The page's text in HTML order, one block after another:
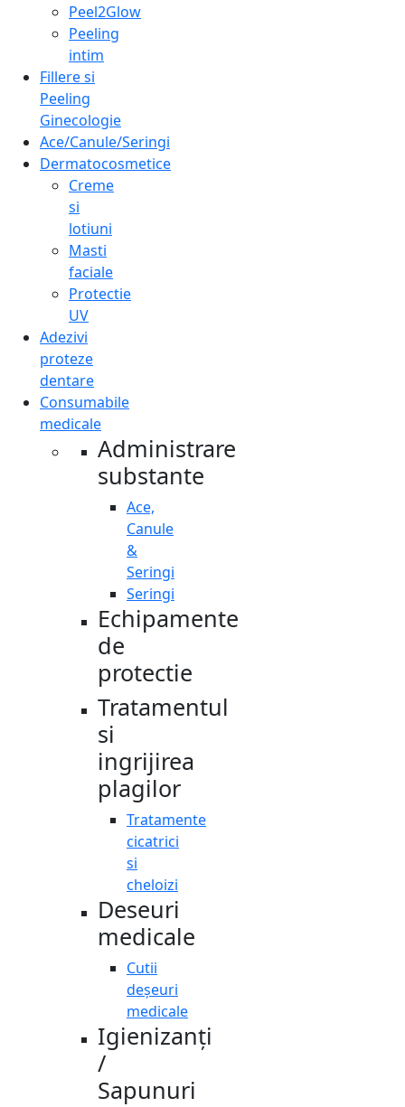
Peel2Glow
Peeling
intim
Fillere si
Peeling
Ginecologie
Ace/Canule/Seringi
Dermatocosmetice
Creme
si
lotiuni
Masti
faciale
Protectie
UV
Adezivi
proteze
dentare
Consumabile
medicale
Administrare
substante
Ace,
Canule
&
Seringi
Seringi
Echipamente
de
protectie
Tratamentul
si
ingrijirea
plagilor
Tratamente
cicatrici
si
cheloizi
Deseuri
medicale
Cutii
deșeuri
medicale
Igienizanți
/
Sapunuri